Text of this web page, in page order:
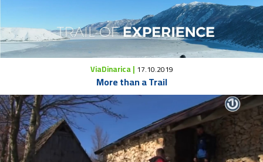
ViaDinarica | 17.10.2019
More than a Trail